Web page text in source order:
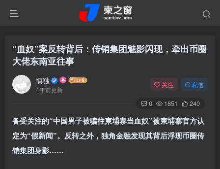
“血奴”案反转背后：传销集团魅影闪现，牵出币圈
大佬东南亚往事
慎独
4年前更新
关注 私信
0 1851 240
备受关注的“中国男子被骗往柬埔寨当血奴”被柬埔寨官方认
定为“假新闻”。反转之外，独角金融发现其背后浮现币圈传
销集团身影……